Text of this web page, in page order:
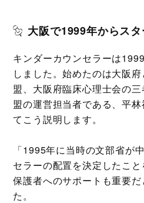
大阪で1999年からスタ
キンダーカウンセラーは
しました。始めたのは大阪
盟、大阪府臨床心理士会の
盟の運営担当者である、平
てこう説明します。
「1995年に当時の文部省が
セラーの配置を決定したこ
保護者へのサポートも重要
た。